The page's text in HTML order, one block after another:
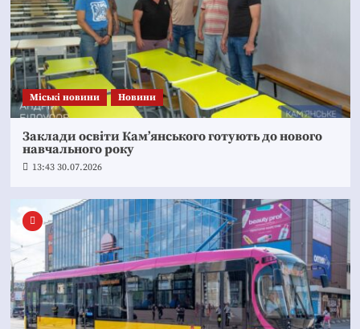
Mіські новини Новини
Заклади освіти Кам’янського готують до нового
навчального року
13:43 30.07.2026